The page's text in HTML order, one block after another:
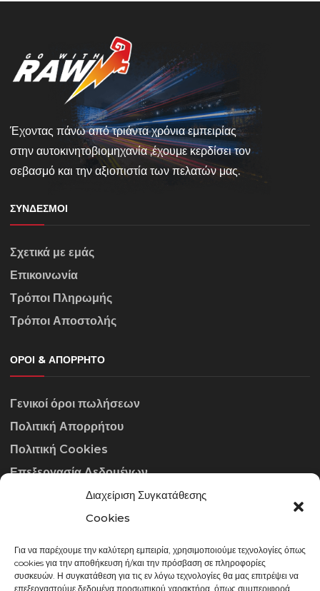
Διαχείριση Συγκατάθεσης
Cookies
Για να παρέχουμε την καλύτερη εμπειρία, χρησιμοποιούμε τεχνολογίες όπως
cookies για την αποθήκευση ή/και την πρόσβαση σε πληροφορίες
συσκευών. Η συγκατάθεση για τις εν λόγω τεχνολογίες θα μας επιτρέψει να
επεξεργαστούμε δεδομένα προσωπικού χαρακτήρα, όπως συμπεριφορά
Έχοντας πάνω από τριάντα χρόνια εμπειρίας
στην αυτοκινητοβιομηχανία ,έχουμε κερδίσει τον
σεβασμό και την αξιοπιστία των πελατών μας.
ΣΎΝΔΕΣΜΟΙ
Σχετικά με εμάς
Επικοινωνία
Τρόποι Πληρωμής
Τρόποι Αποστολής
ΌΡΟΙ & ΑΠΌΡΡΗΤΟ
Γενικοί όροι πωλήσεων
Πολιτική Απορρήτου
Πολιτική Cookies
Επεξεργασία Δεδομένων
ΣΤΟΙΧΕΊΑ ΕΠΙΚΟΙΝΩΝΊΑΣ
info@gowithraw.gr
24310 35062